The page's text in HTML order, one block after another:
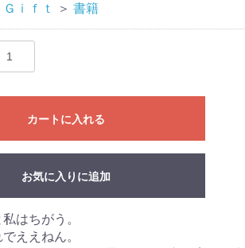
ｉｆｔ
＞ 書籍
カートに入れる
お気に入りに追加
はちがう。
ええねん。